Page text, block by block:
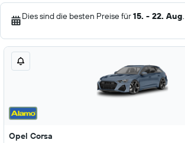
Dies sind die besten Preise für15. - 22. Aug.
Opel Corsa